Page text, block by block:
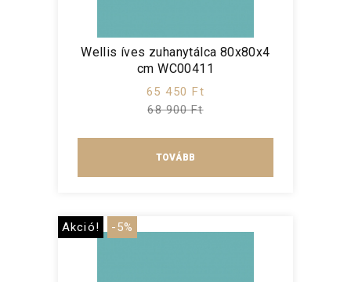
Wellis íves zuhanytálca 80x80x4
cm WC00411
65 450 Ft
68 900 Ft
TOVÁBB
Akció! -5%